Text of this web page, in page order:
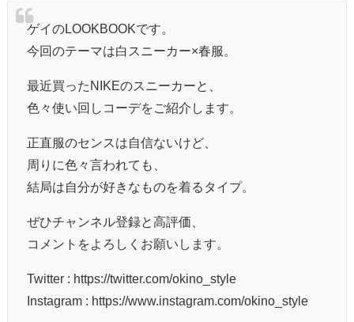
ゲイのLOOKBOOKです。
今回のテーマは白スニーカー×春服。
最近買ったNIKEのスニーカーと、
色々使い回しコーデをご紹介します。
正直服のセンスは自信ないけど、
周りに色々言われても、
結局は自分が好きなものを着るタイプ。
ぜひチャンネル登録と高評価、
コメントをよろしくお願いします。
Twitter : https://twitter.com/okino_style
Instagram : https://www.instagram.com/okino_style